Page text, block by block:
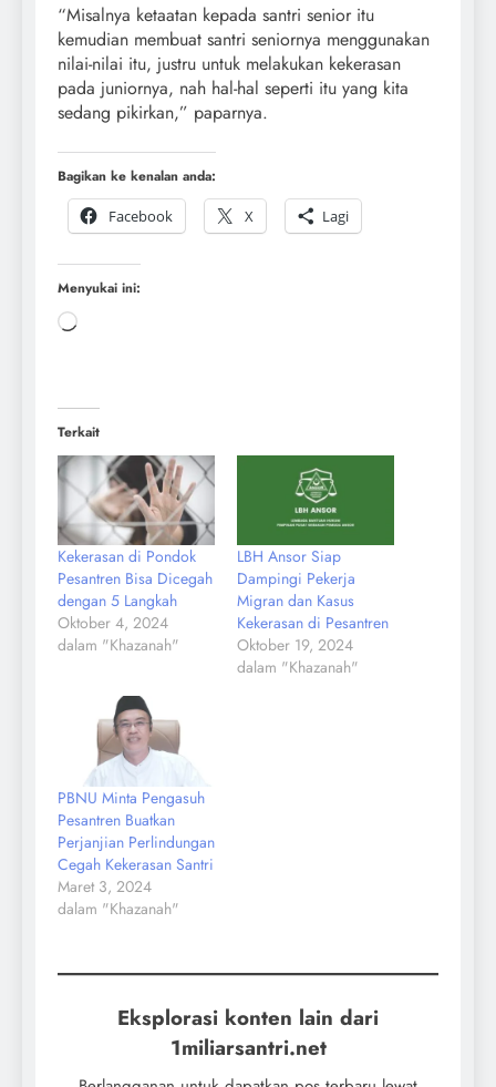
“Misalnya ketaatan kepada santri senior itu
kemudian membuat santri seniornya menggunakan
nilai-nilai itu, justru untuk melakukan kekerasan
pada juniornya, nah hal-hal seperti itu yang kita
sedang pikirkan,” paparnya.
Bagikan ke kenalan anda:
Facebook
X Lagi
Menyukai ini:
Terkait
Kekerasan di Pondok
Pesantren Bisa Dicegah
dengan 5 Langkah
Oktober 4, 2024
dalam "Khazanah"
LBH Ansor Siap
Dampingi Pekerja
Migran dan Kasus
Kekerasan di Pesantren
Oktober 19, 2024
dalam "Khazanah"
PBNU Minta Pengasuh
Pesantren Buatkan
Perjanjian Perlindungan
Cegah Kekerasan Santri
Maret 3, 2024
dalam "Khazanah"
Eksplorasi konten lain dari
1miliarsantri.net